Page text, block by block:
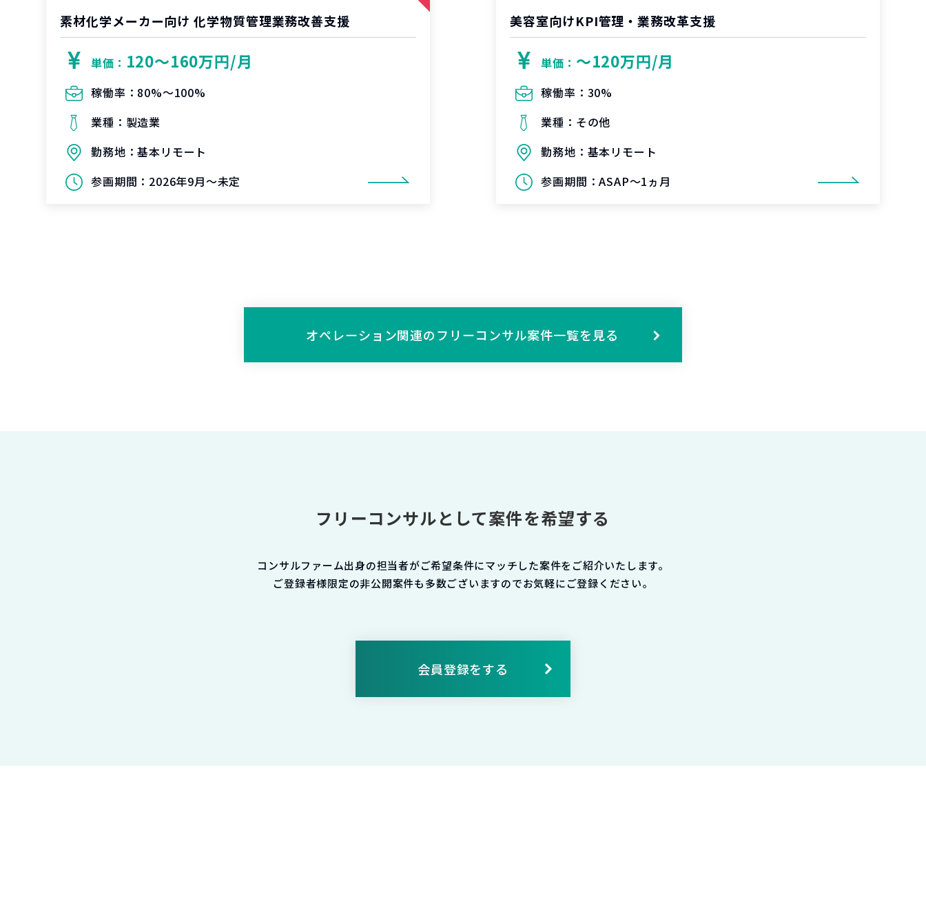
素材化学メーカー向け 化学物質管理業務改善支援
単価： 120〜160万円/月
稼働率： 80%〜100%
業種： 製造業
勤務地：基本リモート
参画期間： 2026年9月～未定
美容室向けKPI管理・業務改革支援
単価： 〜120万円/月
稼働率： 30%
業種： その他
勤務地： 基本リモート
参画期間：ASAP～1ヵ月
オペレーション関連のフリーコンサル案件一覧を見る
フリーコンサルとして案件を希望する
コンサルファーム出身の担当者がご希望条件にマッチした案件をご紹介いたします。
ご登録者様限定の非公開案件も多数ございますのでお気軽にご登録ください。
会員登録をする